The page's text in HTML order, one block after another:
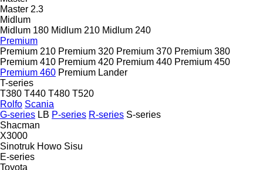
Master 2.3
Midlum
Midlum 180 Midlum 210 Midlum 240
Premium
Premium 210 Premium 320 Premium 370 Premium 380
Premium 410 Premium 420 Premium 440 Premium 450
Premium 460 Premium Lander
T-series
T380 T440 T480 T520
Rolfo Scania
G-series LB P-series R-series S-series
Shacman
X3000
Sinotruk Howo Sisu
E-series
Toyota